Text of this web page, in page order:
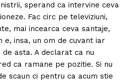
sperand ca intervine ceva
Fac circ pe televiziuni,
mai incearca ceva santaje,
e, insa, un om de cuvant iar
asta. A declarat ca nu
ca ramane pe pozitie. Si nu
scaun ci pentru ca acum stie